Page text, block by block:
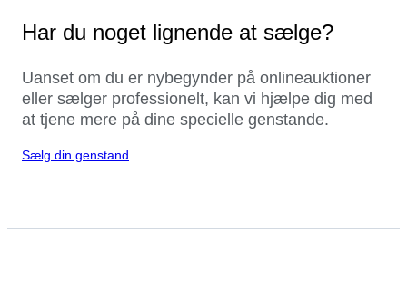
Har du noget lignende at sælge?
Uanset om du er nybegynder på onlineauktioner
eller sælger professionelt, kan vi hjælpe dig med
at tjene mere på dine specielle genstande.
Sælg din genstand